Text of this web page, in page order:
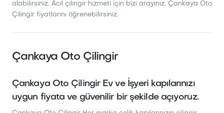
alabilirsiniz. Acil çilingir hizmeti için bizi arayınız. Çankaya Oto
Çilingir fiyatlarını öğrenebilirsiniz.
Çankaya Oto Çilingir
Çankaya Oto Çilingir Ev ve İşyeri kapılarınızı
uygun fiyata ve güvenilir bir şekilde açıyoruz.